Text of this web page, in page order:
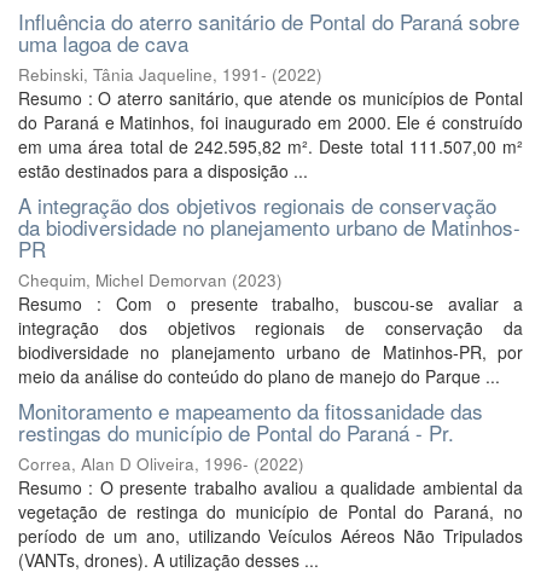
Influência do aterro sanitário de Pontal do Paraná sobre
uma lagoa de cava
Rebinski, Tânia Jaqueline, 1991- (2022)
Resumo : O aterro sanitário, que atende os municípios de Pontal
do Paraná e Matinhos, foi inaugurado em 2000. Ele é construído
em uma área total de 242.595,82 m². Deste total 111.507,00 m²
estão destinados para a disposição ...
A integração dos objetivos regionais de conservação
da biodiversidade no planejamento urbano de Matinhos-
PR
Chequim, Michel Demorvan (2023)
Resumo : Com o presente trabalho, buscou-se avaliar a
integração dos objetivos regionais de conservação da
biodiversidade no planejamento urbano de Matinhos-PR, por
meio da análise do conteúdo do plano de manejo do Parque ...
Monitoramento e mapeamento da fitossanidade das
restingas do município de Pontal do Paraná - Pr.
Correa, Alan D Oliveira, 1996- (2022)
Resumo : O presente trabalho avaliou a qualidade ambiental da
vegetação de restinga do município de Pontal do Paraná, no
período de um ano, utilizando Veículos Aéreos Não Tripulados
(VANTs, drones). A utilização desses ...